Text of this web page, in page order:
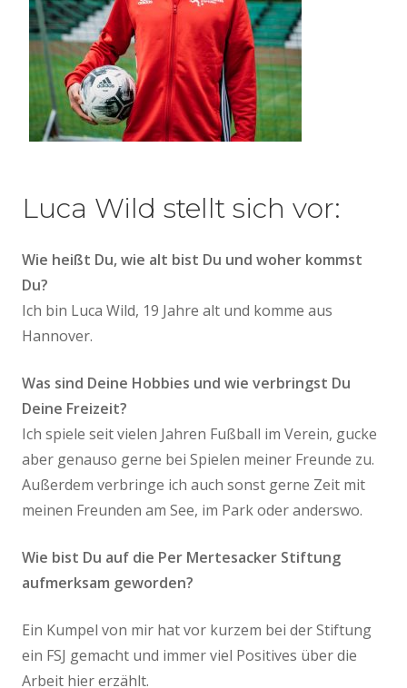
Luca Wild stellt sich vor:
Wie heißt Du, wie alt bist Du und woher kommst
Du?
Ich bin Luca Wild, 19 Jahre alt und komme aus
Hannover.
Was sind Deine Hobbies und wie verbringst Du
Deine Freizeit?
Ich spiele seit vielen Jahren Fußball im Verein, gucke
aber genauso gerne bei Spielen meiner Freunde zu.
Außerdem verbringe ich auch sonst gerne Zeit mit
meinen Freunden am See, im Park oder anderswo.
Wie bist Du auf die Per Mertesacker Stiftung
aufmerksam geworden?
Ein Kumpel von mir hat vor kurzem bei der Stiftung
ein FSJ gemacht und immer viel Positives über die
Arbeit hier erzählt.